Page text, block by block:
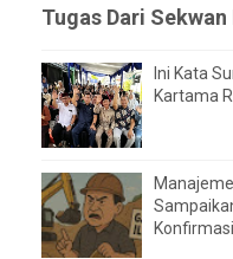
Tugas Dari Sekwan
Ini Kata
Kartama
Konfirmasi